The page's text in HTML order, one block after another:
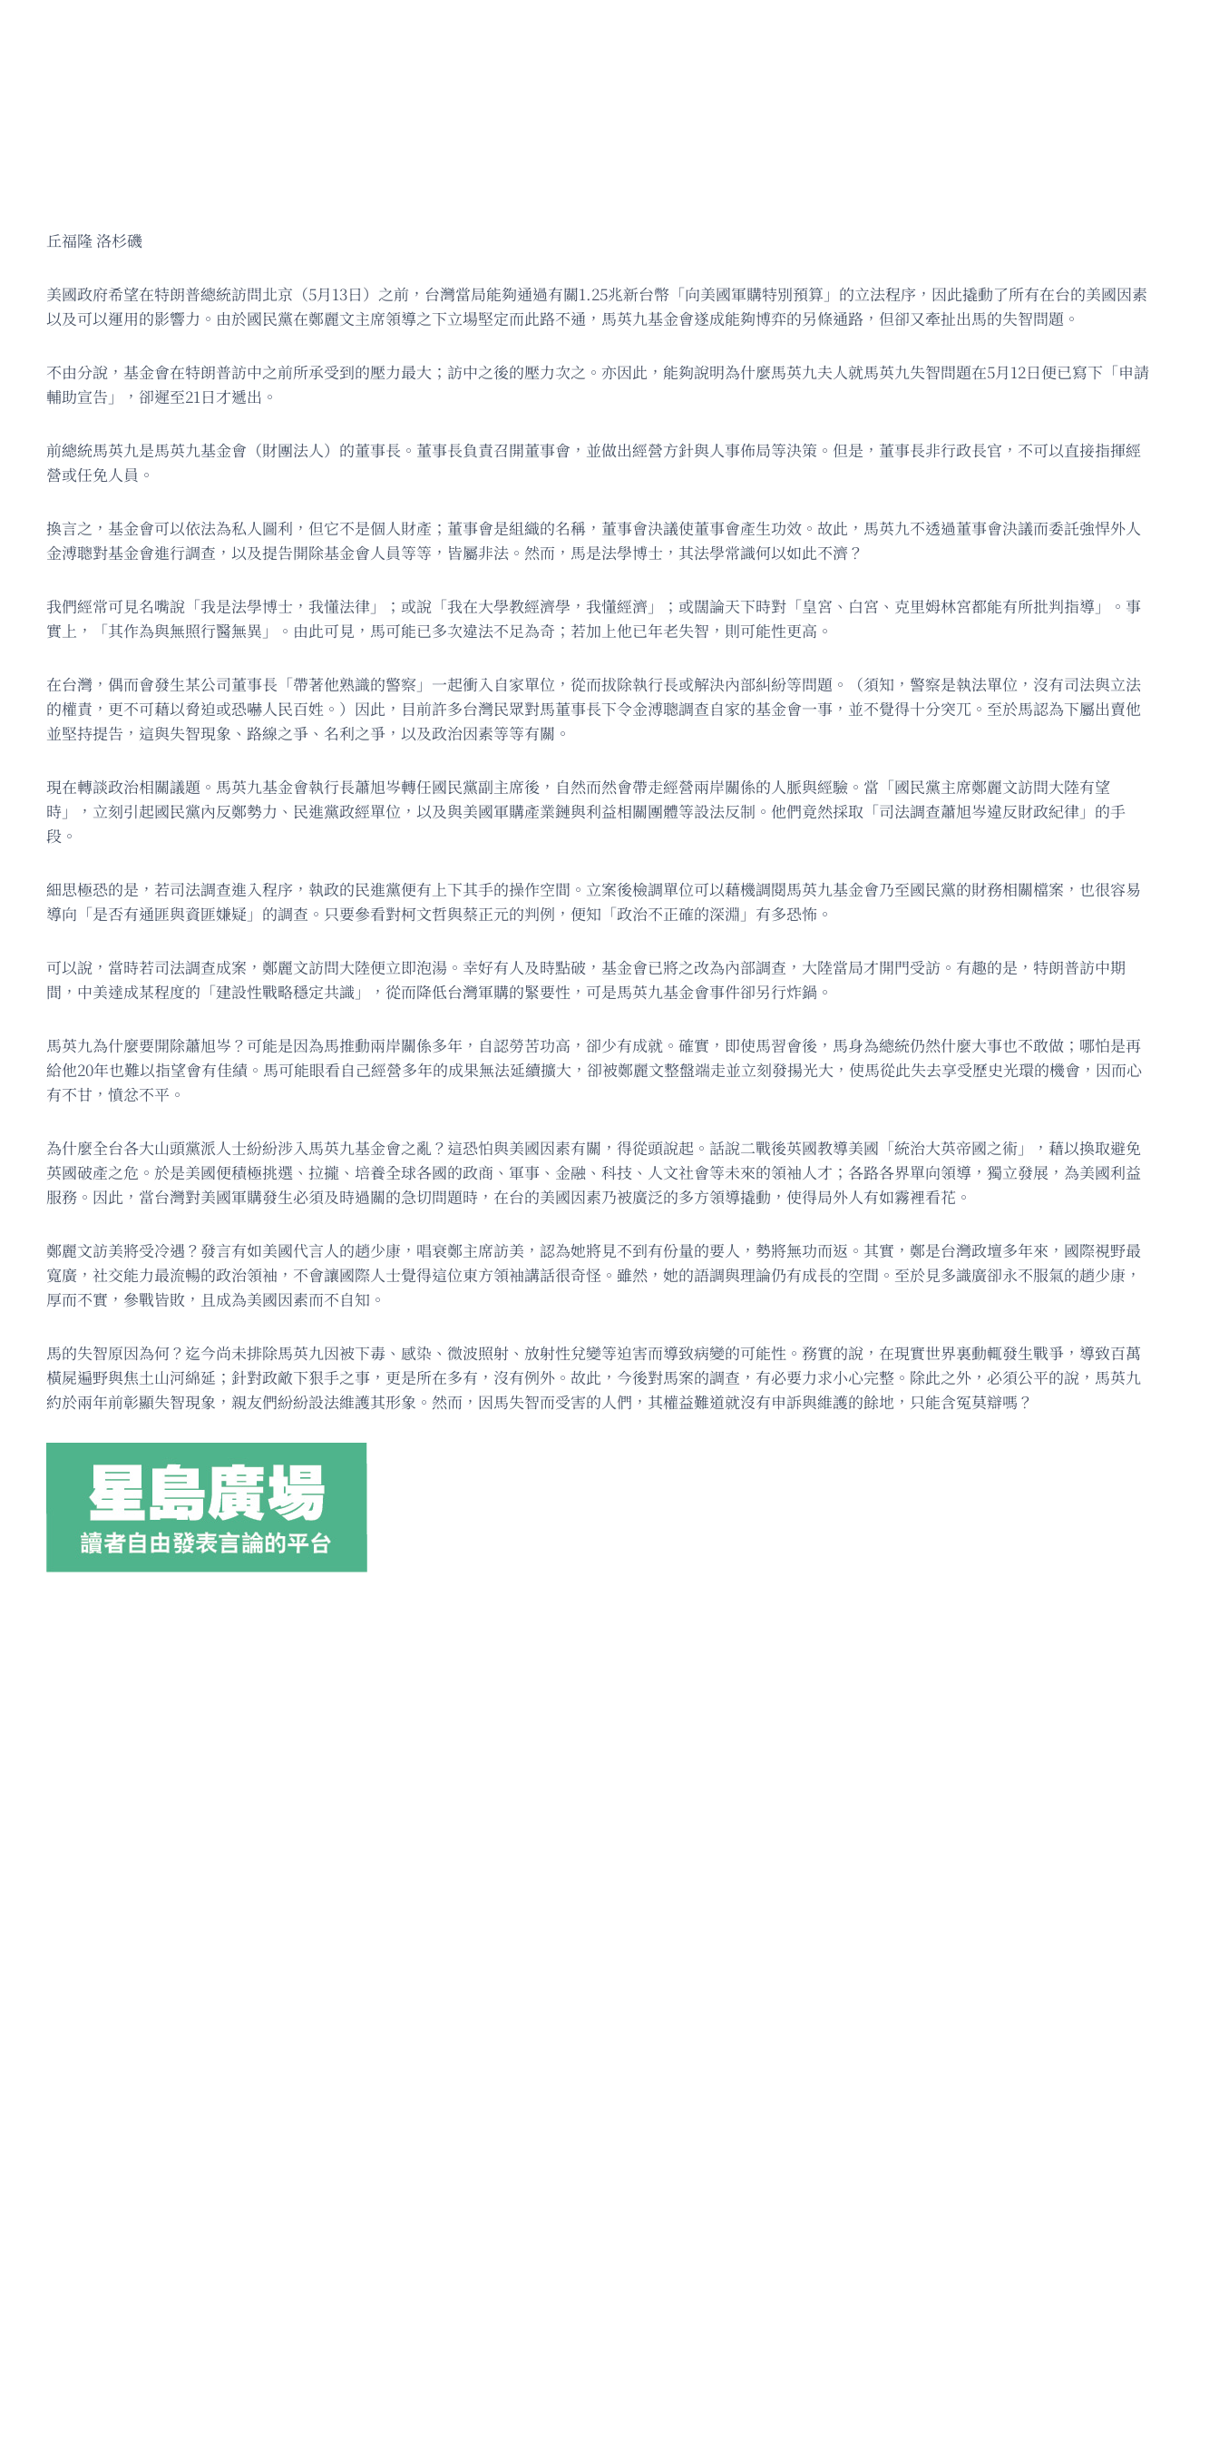
丘福隆 洛杉磯
美國政府希望在特朗普總統訪問北京（5月13日）之前，台灣當局能夠通過有關1.25兆新台幣「向美國軍購特別預算」的立法程序，因此撬動了所有在台的美國因素
以及可以運用的影響力。由於國民黨在鄭麗文主席領導之下立場堅定而此路不通，馬英九基金會遂成能夠博弈的另條通路，但卻又牽扯出馬的失智問題。
不由分說，基金會在特朗普訪中之前所承受到的壓力最大；訪中之後的壓力次之。亦因此，能夠說明為什麼馬英九夫人就馬英九失智問題在5月12日便已寫下「申請
輔助宣告」，卻遲至21日才遞出。
前總統馬英九是馬英九基金會（財團法人）的董事長。董事長負責召開董事會，並做出經營方針與人事佈局等決策。但是，董事長非行政長官，不可以直接指揮經
營或任免人員。
換言之，基金會可以依法為私人圖利，但它不是個人財產；董事會是組織的名稱，董事會決議使董事會產生功效。故此，馬英九不透過董事會決議而委託強悍外人
金溥聰對基金會進行調查，以及提告開除基金會人員等等，皆屬非法。然而，馬是法學博士，其法學常識何以如此不濟？
我們經常可見名嘴說「我是法學博士，我懂法律」；或說「我在大學教經濟學，我懂經濟」；或闊論天下時對「皇宮、白宮、克里姆林宮都能有所批判指導」。事
實上，「其作為與無照行醫無異」。由此可見，馬可能已多次違法不足為奇；若加上他已年老失智，則可能性更高。
在台灣，偶而會發生某公司董事長「帶著他熟識的警察」一起衝入自家單位，從而拔除執行長或解決內部糾紛等問題。（須知，警察是執法單位，沒有司法與立法
的權責，更不可藉以脅迫或恐嚇人民百姓。）因此，目前許多台灣民眾對馬董事長下令金溥聰調查自家的基金會一事，並不覺得十分突兀。至於馬認為下屬出賣他
並堅持提告，這與失智現象、路線之爭、名利之爭，以及政治因素等等有關。
現在轉談政治相關議題。馬英九基金會執行長蕭旭岑轉任國民黨副主席後，自然而然會帶走經營兩岸關係的人脈與經驗。當「國民黨主席鄭麗文訪問大陸有望
時」，立刻引起國民黨內反鄭勢力、民進黨政經單位，以及與美國軍購產業鏈與利益相關團體等設法反制。他們竟然採取「司法調查蕭旭岑違反財政紀律」的手
段。
細思極恐的是，若司法調查進入程序，執政的民進黨便有上下其手的操作空間。立案後檢調單位可以藉機調閱馬英九基金會乃至國民黨的財務相關檔案，也很容易
導向「是否有通匪與資匪嫌疑」的調查。只要參看對柯文哲與蔡正元的判例，便知「政治不正確的深淵」有多恐怖。
可以說，當時若司法調查成案，鄭麗文訪問大陸便立即泡湯。幸好有人及時點破，基金會已將之改為內部調查，大陸當局才開門受訪。有趣的是，特朗普訪中期
間，中美達成某程度的「建設性戰略穩定共識」，從而降低台灣軍購的緊要性，可是馬英九基金會事件卻另行炸鍋。
馬英九為什麼要開除蕭旭岑？可能是因為馬推動兩岸關係多年，自認勞苦功高，卻少有成就。確實，即使馬習會後，馬身為總統仍然什麼大事也不敢做；哪怕是再
給他20年也難以指望會有佳績。馬可能眼看自己經營多年的成果無法延續擴大，卻被鄭麗文整盤端走並立刻發揚光大，使馬從此失去享受歷史光環的機會，因而心
有不甘，憤忿不平。
為什麼全台各大山頭黨派人士紛紛涉入馬英九基金會之亂？這恐怕與美國因素有關，得從頭說起。話說二戰後英國教導美國「統治大英帝國之術」，藉以換取避免
英國破產之危。於是美國便積極挑選、拉攏、培養全球各國的政商、軍事、金融、科技、人文社會等未來的領袖人才；各路各界單向領導，獨立發展，為美國利益
服務。因此，當台灣對美國軍購發生必須及時過關的急切問題時，在台的美國因素乃被廣泛的多方領導撬動，使得局外人有如霧裡看花。
鄭麗文訪美將受冷遇？發言有如美國代言人的趙少康，唱衰鄭主席訪美，認為她將見不到有份量的要人，勢將無功而返。其實，鄭是台灣政壇多年來，國際視野最
寬廣，社交能力最流暢的政治領袖，不會讓國際人士覺得這位東方領袖講話很奇怪。雖然，她的語調與理論仍有成長的空間。至於見多識廣卻永不服氣的趙少康，
厚而不實，參戰皆敗，且成為美國因素而不自知。
馬的失智原因為何？迄今尚未排除馬英九因被下毒、感染、微波照射、放射性兌變等迫害而導致病變的可能性。務實的說，在現實世界裏動輒發生戰爭，導致百萬
橫屍遍野與焦土山河綿延；針對政敵下狠手之事，更是所在多有，沒有例外。故此，今後對馬案的調查，有必要力求小心完整。除此之外，必須公平的說，馬英九
約於兩年前彰顯失智現象，親友們紛紛設法維護其形象。然而，因馬失智而受害的人們，其權益難道就沒有申訴與維護的餘地，只能含冤莫辯嗎？